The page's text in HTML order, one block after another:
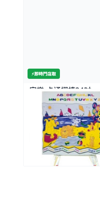
⚡️即時門店取
家樂-卡通摺檯24吋
$239.0
全場買4送1(共選5件商品)